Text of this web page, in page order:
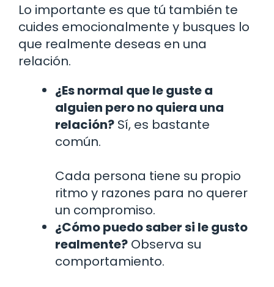
Lo importante es que tú también te
cuides emocionalmente y busques lo
que realmente deseas en una
relación.
¿Es normal que le guste a
alguien pero no quiera una
relación? Sí, es bastante
común.
Cada persona tiene su propio
ritmo y razones para no querer
un compromiso.
¿Cómo puedo saber si le gusto
realmente? Observa su
comportamiento.